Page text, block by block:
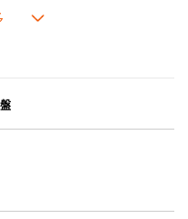
，耐熱程度高達260℃。
容易脫落，清洗方便。